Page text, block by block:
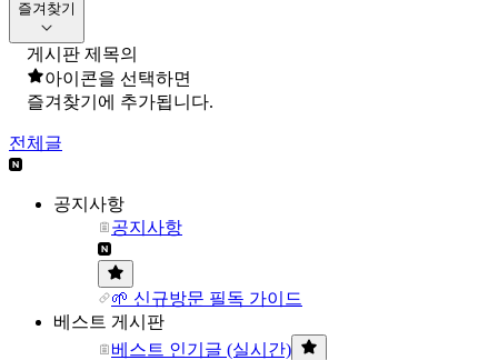
즐겨찾기
게시판 제목의
아이콘을 선택하면
즐겨찾기에 추가됩니다.
전체글
공지사항
공지사항
🌱 신규방문 필독 가이드
베스트 게시판
베스트 인기글 (실시간)